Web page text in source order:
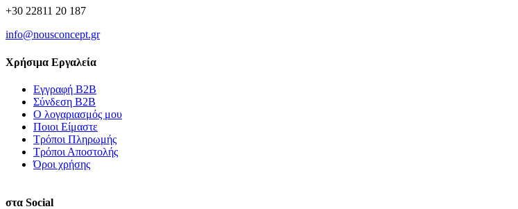
+30 22811 20 187
info@nousconcept.gr
Χρήσιμα Εργαλεία
Εγγραφή Β2Β
Σύνδεση Β2Β
Ο λογαριασμός μου
Ποιοι Είμαστε
Τρόποι Πληρωμής
Τρόποι Αποστολής
Όροι χρήσης
στα Social